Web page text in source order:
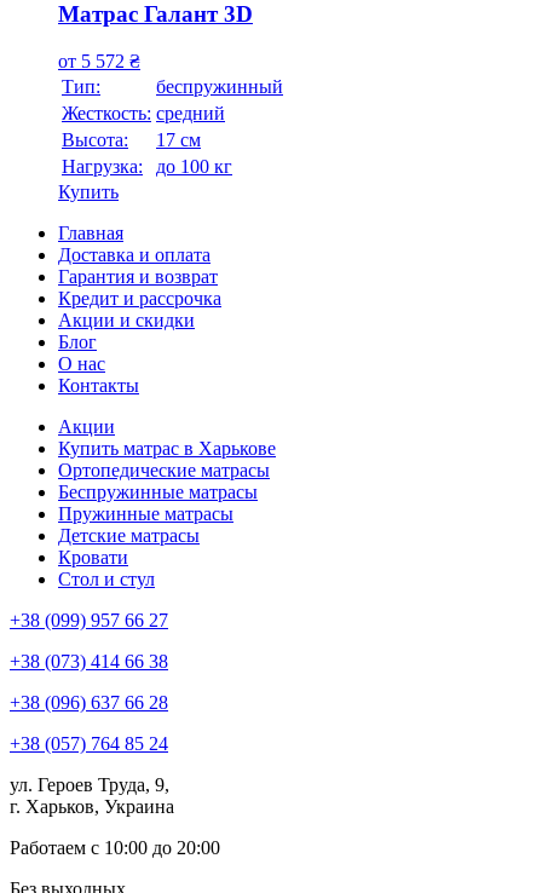
Матрас Галант 3D
от 5 572 ₴
Тип:
беспружинный
Жесткость: средний
Высотa:
17 см
Нагрузка:
до 100 кг
Купить
Главная
Доставка и оплата
Гарантия и возврат
Кредит и рассрочка
Акции и скидки
Блог
О нас
Контакты
Акции
Купить матрас в Харькове
Ортопедические матрасы
Беспружинные матрасы
Пружинные матрасы
Детские матрасы
Кровати
Стол и стул
+38 (099) 957 66 27
+38 (073) 414 66 38
+38 (096) 637 66 28
+38 (057) 764 85 24
ул. Героев Труда, 9,
г. Харьков, Украина
Работаем с 10:00 до 20:00